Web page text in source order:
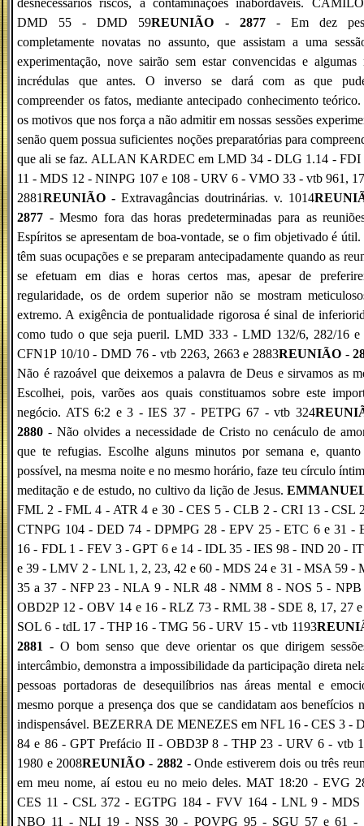
desnecessários riscos, a contaminações inabordáveis.
DMD 55 - DMD 59REUNIÃO - 2877- Em dez
completamente novatas no assunto, que assistam a uma
experimentação, nove sairão sem estar convencidas e algumas
incrédulas que antes. O inverso se dará com as que
compreender os fatos, mediante antecipado conhecimento
os motivos que nos força a não admitir em nossas sessões
senão quem possua suficientes noções preparatórias para
que ali se faz. ALLAN KARDEC em LMD 34 - DLG 1.14 - FDI
11 - MDS 12 - NINPG 107 e 108 - URV 6 - VMO 33 - vtb 961,
2881REUNIÃO - Extravagâncias doutrinárias. v. 1014
2877 - Mesmo fora das horas predeterminadas para as
Espíritos se apresentam de boa-vontade, se o fim objetivado é útil.
têm suas ocupações e se preparam antecipadamente quando as
se efetuam em dias e horas certos mas, apesar de
regularidade, os de ordem superior não se mostram
extremo. A exigência de pontualidade rigorosa é sinal de
como tudo o que seja pueril. LMD 333 - LMD 132/6, 282/16 e
CFN1P 10/10 - DMD 76 - vtb 2263, 2663 e 2883REUNIÃO-
Não é razoável que deixemos a palavra de Deus e sirvamos as
Escolhei, pois, varões aos quais constituamos sobre este
negócio. ATS 6:2 e 3 - IES 37 - PETPG 67 - vtb 324
2880 - Não olvides a necessidade de Cristo no cenáculo de
que te refugias. Escolhe alguns minutos por semana e, quanto
possível, na mesma noite e no mesmo horário, faze teu círculo
meditação e de estudo, no cultivo da lição de Jesus.
FML 2 - FML 4 - ATR 4 e 30 - CES 5 - CLB 2 - CRI 13 - CSL
CTNPG 104 - DED 74 - DPMPG 28 - EPV 25 - ETC 6 e 31 -
16 - FDL 1 - FEV 3 - GPT 6 e 14 - IDL 35 - IES 98 - IND 20 -
e 39 - LMV 2 - LNL 1, 2, 23, 42 e 60 - MDS 24 e 31 - MSA 59 -
35 a 37 - NFP 23 - NLA 9 - NLR 48 - NMM 8 - NOS 5 - NPB
OBD2P 12 - OBV 14 e 16 - RLZ 73 - RML 38 - SDE 8, 17, 27
SOL 6 - tdL 17 - THP 16 - TMG 56 - URV 15 - vtb 1193
2881 - O bom senso que deve orientar os que dirigem
intercâmbio, demonstra a impossibilidade da participação direta
pessoas portadoras de desequilíbrios nas áreas mental e
mesmo porque a presença dos que se candidatam aos benefícios
indispensável. BEZERRA DE MENEZES em NFL 16 - CES 3 -
84 e 86 - GPT Prefácio II - OBD3P 8 - THP 23 - URV 6 - vtb
1980 e 2008REUNIÃO - 2882- Onde estiverem dois ou três
em meu nome, aí estou eu no meio deles. MAT 18:20 - EVG
CES 11 - CSL 372 - EGTPG 184 - FVV 164 - LNL 9 - MDS
NBO 11 - NLI 19 - NSS 30 - PQVPG 95 - SGU 57 e 61 -